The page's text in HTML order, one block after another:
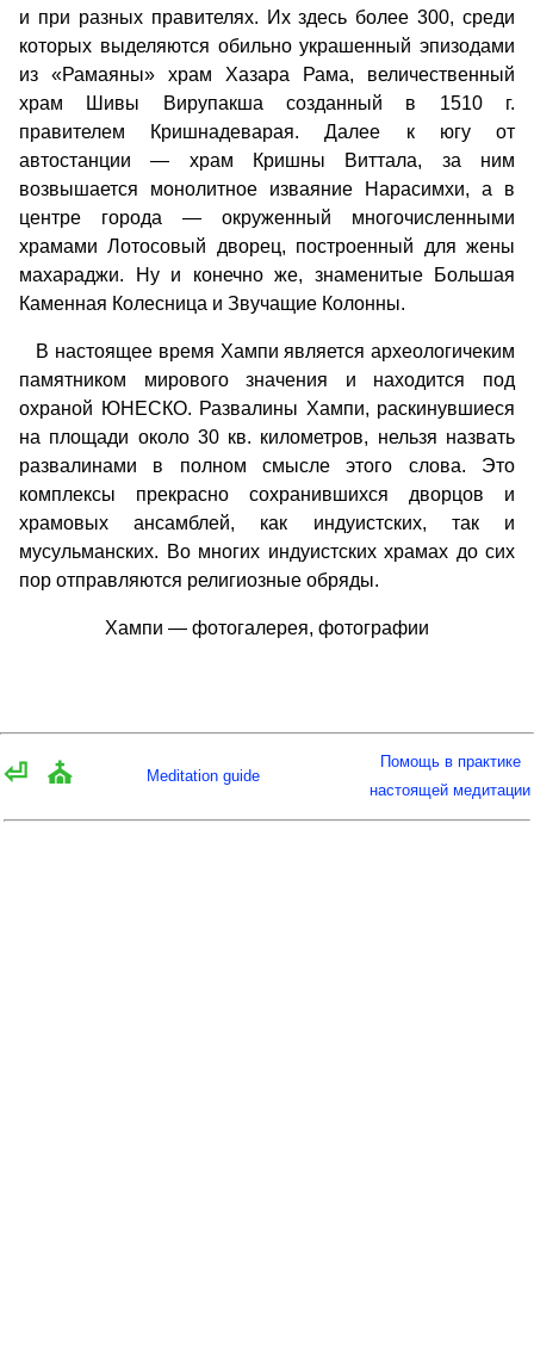
и при разных правителях. Их здесь более 300, среди
которых выделяются обильно украшенный эпизодами
из «Рамаяны» храм Хазара Рама, величественный
храм Шивы Вирупакша созданный в 1510 г.
правителем Кришнадеварая. Далее к югу от
автостанции — храм Кришны Виттала, за ним
возвышается монолитное изваяние Нарасимхи, а в
центре города — окруженный многочисленными
храмами Лотосовый дворец, построенный для жены
махараджи. Ну и конечно же, знаменитые Большая
Каменная Колесница и Звучащие Колонны.
В настоящее время Хампи является археологичеким
памятником мирового значения и находится под
охраной ЮНЕСКО. Развалины Хампи, раскинувшиеся
на площади около 30 кв. километров, нельзя назвать
развалинами в полном смысле этого слова. Это
комплексы прекрасно сохранившихся дворцов и
храмовых ансамблей, как индуистских, так и
мусульманских. Во многих индуистских храмах до сих
пор отправляются религиозные обряды.
Хампи — фотогалерея, фотографии
⏎ ⛪ Meditation guide
Помощь в практике
настоящей медитации